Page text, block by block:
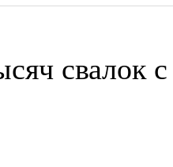
свалок